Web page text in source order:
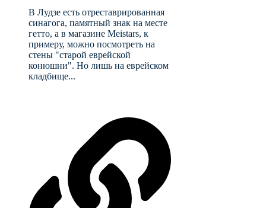
В Лудзе есть отреставрированная
синагога, памятный знак на месте
гетто, а в магазине Meistars, к
примеру, можно посмотреть на
стены "старой еврейской
конюшни". Но лишь на еврейском
кладбище...